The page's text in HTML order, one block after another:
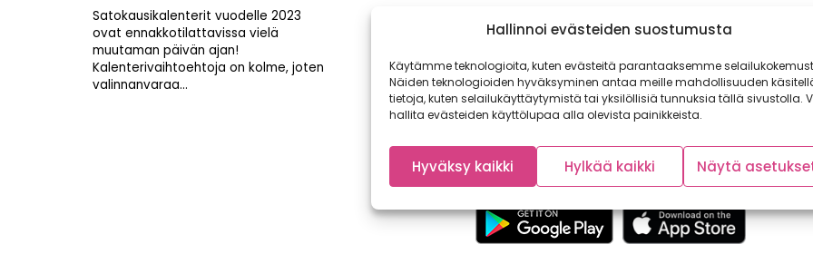
Hallinnoi evästeiden suostumusta
Käytämme teknologioita, kuten evästeitä parantaaksemme
Näiden teknologioiden hyväksyminen antaa meille mahdollisuuden
tietoja, kuten selailukäyttäytymistä tai yksilöllisiä tunnuksia tällä sivustolla.
hallita evästeiden käyttölupaa alla olevista painikkeista.
Hyväksy kaikki Hylkää kaikki Näytä
Satokausikalenterit vuodelle 2023
ovat ennakkotilattavissa vielä
muutaman päivän ajan!
Kalenterivaihtoehtoja on kolme, joten
valinnanvaraa...